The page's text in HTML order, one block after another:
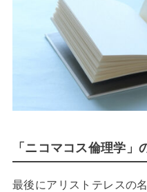
「ニコマコス倫理学」
最後にアリストテレスの